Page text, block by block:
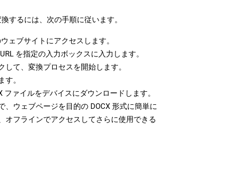
するには、次の手順に従います。
ェブサイトにアクセスします。
を指定の入力ボックスに入力します。
して、変換プロセスを開始します。
。
ファイルをデバイスにダウンロードします。
、ウェブページを目的の DOCX 形式に簡単に
オフラインでアクセスしてさらに使用できる